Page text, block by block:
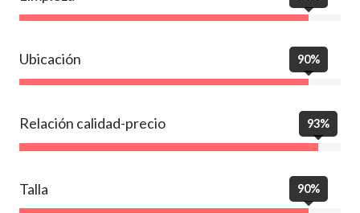
Ubicación 90%
Relación calidad-precio 93%
Talla 90%